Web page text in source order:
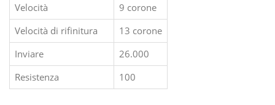
Velocità
9 corone
Velocità di rifinitura
13 corone
Inviare
26.000
Resistenza
100